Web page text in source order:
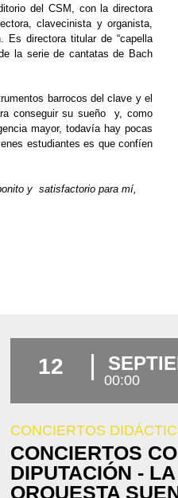
del CSM, con la directora
clavecinista y organista,
Es directora titular de “capella
la serie de cantatas de Bach
barrocos del clave y el
conseguir su sueño y, como
mayor, todavía hay pocas
estudiantes es que confíen
y satisfactorio para mí,
12
00:00
CONCIERTOS
CONCIERTOS
DIPUTACIÓN - LA
ORQUESTA